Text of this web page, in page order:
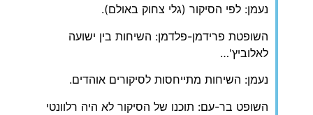
נעמן: לפי הסיקור (גלי צחוק באולם).
השופטת פרידמן-פלדמן: השיחות בין ישועה
לאלוביץ'…
נעמן: השיחות מתייחסות לסיקורים אוהדים.
השופט בר-עם: תוכנו של הסיקור לא היה רלוונטי